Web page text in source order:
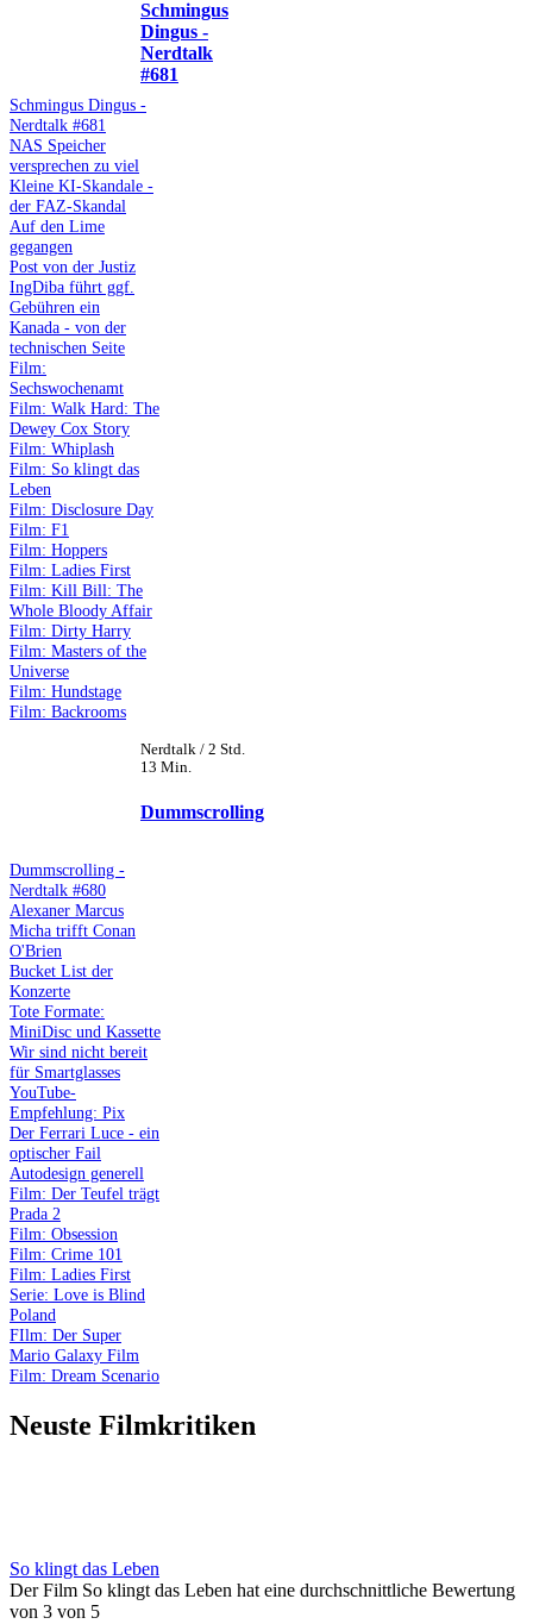
Schmingus
Dingus -
Nerdtalk
#681
Schmingus Dingus -
Nerdtalk #681
NAS Speicher
versprechen zu viel
Kleine KI-Skandale -
der FAZ-Skandal
Auf den Lime
gegangen
Post von der Justiz
IngDiba führt ggf.
Gebühren ein
Kanada - von der
technischen Seite
Film:
Sechswochenamt
Film: Walk Hard: The
Dewey Cox Story
Film: Whiplash
Film: So klingt das
Leben
Film: Disclosure Day
Film: F1
Film: Hoppers
Film: Ladies First
Film: Kill Bill: The
Whole Bloody Affair
Film: Dirty Harry
Film: Masters of the
Universe
Film: Hundstage
Film: Backrooms
Nerdtalk / 2 Std.
13 Min.
Dummscrolling
Dummscrolling -
Nerdtalk #680
Alexaner Marcus
Micha trifft Conan
O'Brien
Bucket List der
Konzerte
Tote Formate:
MiniDisc und Kassette
Wir sind nicht bereit
für Smartglasses
YouTube-
Empfehlung: Pix
Der Ferrari Luce - ein
optischer Fail
Autodesign generell
Film: Der Teufel trägt
Prada 2
Film: Obsession
Film: Crime 101
Film: Ladies First
Serie: Love is Blind
Poland
FIlm: Der Super
Mario Galaxy Film
Film: Dream Scenario
Neuste Filmkritiken
So klingt das Leben
Der Film So klingt das Leben hat eine durchschnittliche Bewertung
von 3 von 5